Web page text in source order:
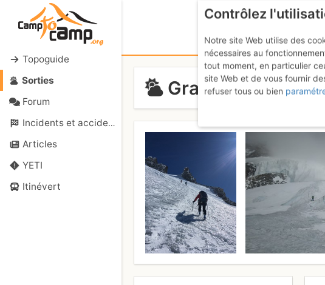
Topoguide
Sorties
Forum
Incidents et accidents
Articles
YETI
Itinévert
Grand Paradis :
Contrôlez
Notre site Web utilise des
nécessaires au
tout moment, en particulier
site Web et de vous fournir
refuser tous ou bien